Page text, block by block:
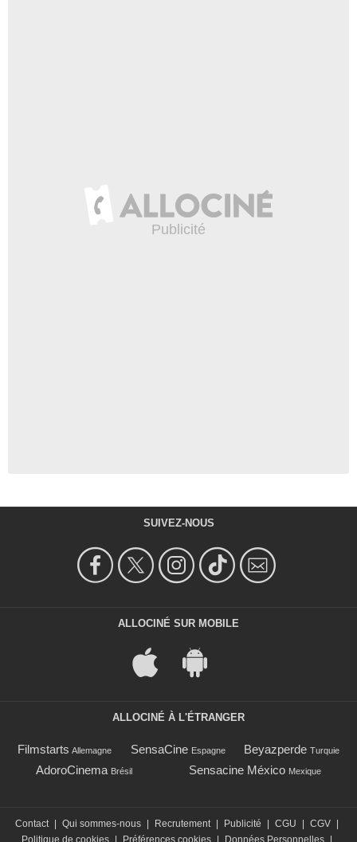
SUIVEZ-NOUS
ALLOCINÉ SUR MOBILE
ALLOCINÉ À L'ÉTRANGER
Filmstarts Allemagne SensaCine Espagne Beyazperde Turquie
AdoroCinema Brésil Sensacine México Mexique
Contact Qui sommes-nous Recrutement Publicité CGU CGV
Politique de cookies
Préférences cookies Données Personnelles